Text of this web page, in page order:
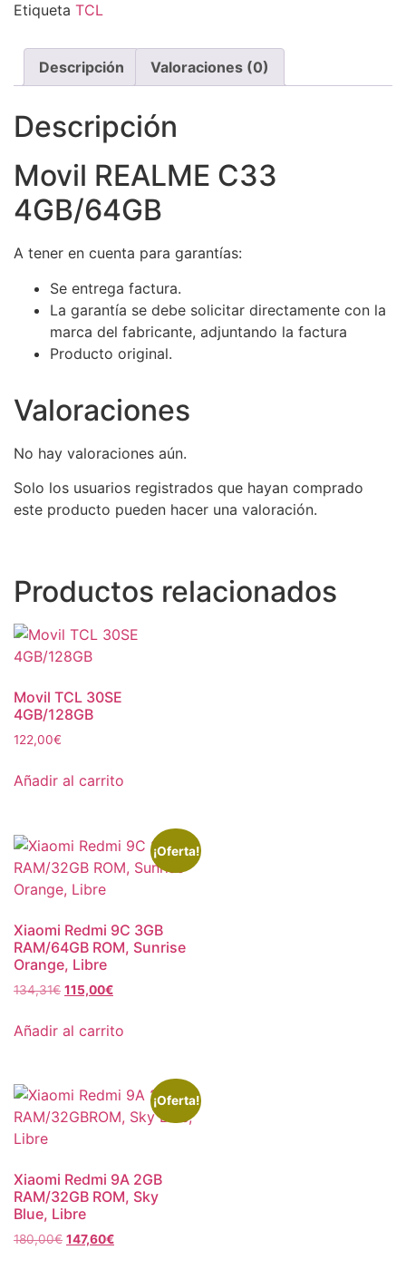
Etiqueta TCL
Descripción Valoraciones (0)
Descripción
Movil REALME C33
4GB/64GB
A tener en cuenta para garantías:
Se entrega factura.
La garantía se debe solicitar directamente con la
marca del fabricante, adjuntando la factura
Producto original.
Valoraciones
No hay valoraciones aún.
Solo los usuarios registrados que hayan comprado
este producto pueden hacer una valoración.
Productos relacionados
Movil TCL 30SE
4GB/128GB
122,00€
Añadir al carrito
¡Oferta!
Xiaomi Redmi 9C 3GB
RAM/64GB ROM, Sunrise
Orange, Libre
134,31€ 115,00€
Añadir al carrito
¡Oferta!
Xiaomi Redmi 9A 2GB
RAM/32GB ROM, Sky
Blue, Libre
180,00€ 147,60€